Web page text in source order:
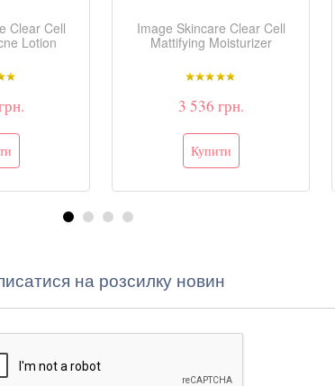
Clear Cell
Lotion
Image Skincare Clear Cell
Mattifying Moisturizer
3 536 грн.
на розсилку новин